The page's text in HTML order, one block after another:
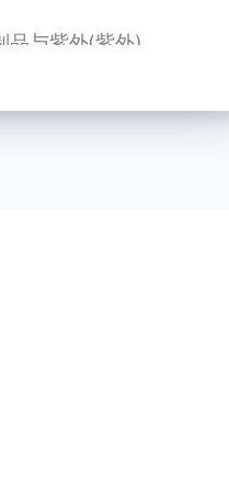
与紫外(紫外)、